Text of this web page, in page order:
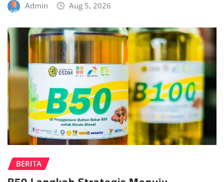
Admin Aug 5, 2026
BERITA